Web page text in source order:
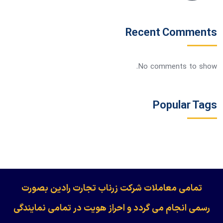
Recent Comments
No comments to show.
Popular Tags
​​​​​​تمامی معاملات شرکت زرناب تجارت رادین بصورت
رسمی انجام می گردد و احراز هویت در تمامی نمایندگی